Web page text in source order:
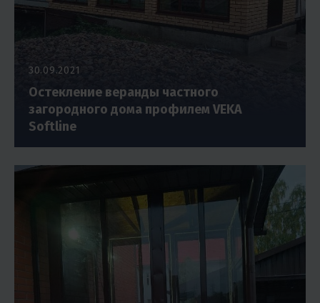
30.09.2021
Остекление веранды частного
загородного дома профилем VEKA
Softline